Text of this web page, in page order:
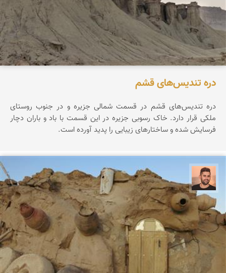
دره تندیس‌های قشم
دره تندیس‌های قشم در قسمت شمالی جزیره و در جنوب روستای
ملکی قرار دارد. خاک رسوبی جزیره در این قسمت با باد و باران دچار
فرسایش شده و ساختارهای زیبایی را پدید آورده است.
ابراهیم رفیعی